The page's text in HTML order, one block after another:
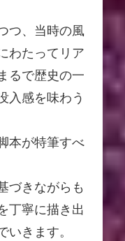
つ、当時の風
わたってリア
るで歴史の一
入感を味わう
本が特筆すべ
づきながらも
丁寧に描き出
いきます。